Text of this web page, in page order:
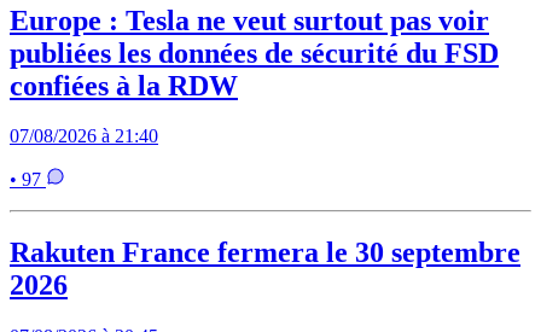
Europe : Tesla ne veut surtout pas voir
publiées les données de sécurité du FSD
confiées à la RDW
07/08/2026 à 21:40
• 97
Rakuten France fermera le 30 septembre
2026